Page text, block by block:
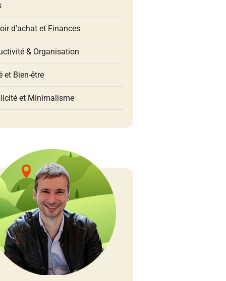
d'achat et Finances
& Organisation
et Bien-être
et Minimalisme